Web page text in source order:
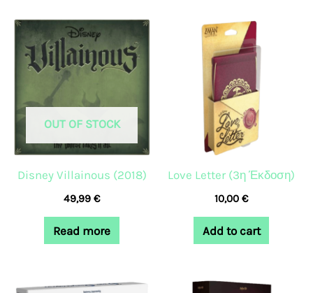
OUT OF STOCK
Disney Villainous (2018)
49,99 €
Read more
Love Letter (3η Έκδοση)
10,00 €
Add to cart